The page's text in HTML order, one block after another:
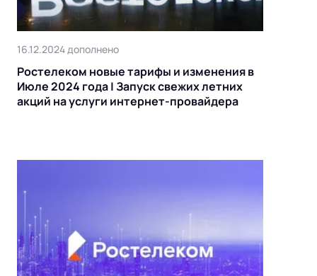
16.12.2024 дополнено
Ростелеком новые тарифы и изменения в
Июле 2024 года | Запуск свежих летних
акций на услуги интернет-провайдера